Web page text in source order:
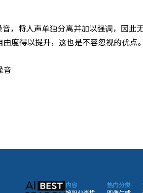
，将人声单独分离并加以强调，因
度得以提升，这也是不容忽视的优点。
音
内容
热门分类